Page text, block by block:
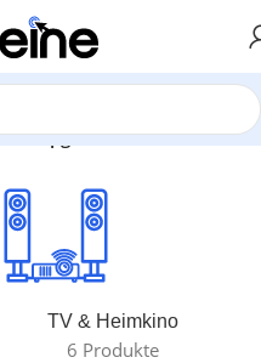
„upgrade deck“
TV & Heimkino
6 Produkte